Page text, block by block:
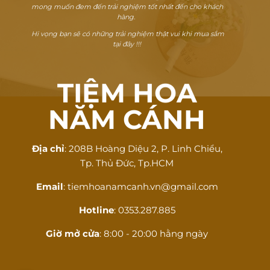
mong muốn đem đến trải nghiệm tốt nhất đến cho khách
hàng.
Hi vọng bạn sẽ có những trải nghiệm thật vui khi mua sắm
tại đây !!!
TIỆM HOA
NĂM CÁNH
Địa chỉ: 208B Hoàng Diệu 2, P. Linh Chiểu,
Tp. Thủ Đức, Tp.HCM
Email: tiemhoanamcanh.vn@gmail.com
Hotline: 0353.287.885
Giờ mở cửa: 8:00 - 20:00 hằng ngày